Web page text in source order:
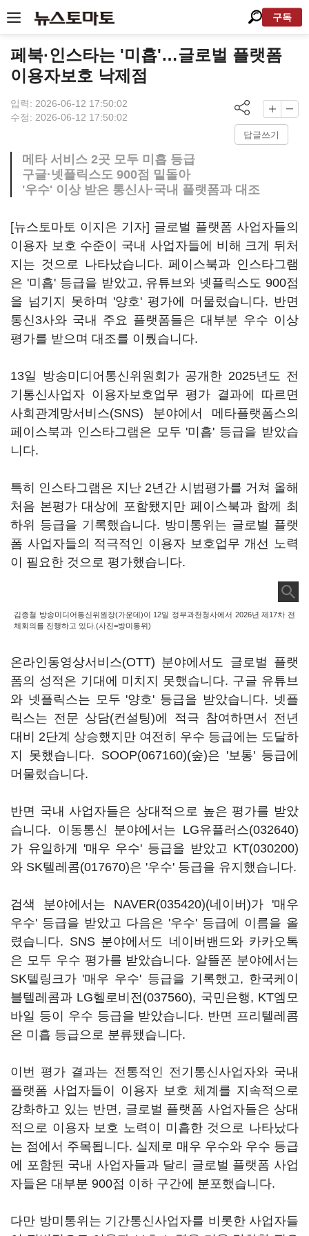
구독
페북·인스타는 '미흡'…글로벌 플랫폼
이용자보호 낙제점
입력: 2026-06-12 17:50:02
수정: 2026-06-12 17:50:02
답글쓰기
메타 서비스 2곳 모두 미흡 등급
구글·넷플릭스도 900점 밑돌아
'우수' 이상 받은 통신사·국내 플랫폼과 대조
[뉴스토마토 이지은 기자] 글로벌 플랫폼 사업자들의
이용자 보호 수준이 국내 사업자들에 비해 크게 뒤처
지는 것으로 나타났습니다. 페이스북과 인스타그램
은 '미흡' 등급을 받았고, 유튜브와 넷플릭스도 900점
을 넘기지 못하며 '양호' 평가에 머물렀습니다. 반면
통신3사와 국내 주요 플랫폼들은 대부분 우수 이상
평가를 받으며 대조를 이뤘습니다.
13일 방송미디어통신위원회가 공개한 2025년도 전
기통신사업자 이용자보호업무 평가 결과에 따르면
사회관계망서비스(SNS) 분야에서 메타플랫폼스의
페이스북과 인스타그램은 모두 '미흡' 등급을 받았습
니다.
특히 인스타그램은 지난 2년간 시범평가를 거쳐 올해
처음 본평가 대상에 포함됐지만 페이스북과 함께 최
하위 등급을 기록했습니다. 방미통위는 글로벌 플랫
폼 사업자들의 적극적인 이용자 보호업무 개선 노력
이 필요한 것으로 평가했습니다.
김종철 방송미디어통신위원장(가운데)이 12일 정부과천청사에서 2026년 제17차 전
체회의를 진행하고 있다.(사진=방미통위)
온라인동영상서비스(OTT) 분야에서도 글로벌 플랫
폼의 성적은 기대에 미치지 못했습니다. 구글 유튜브
와 넷플릭스는 모두 '양호' 등급을 받았습니다. 넷플
릭스는 전문 상담(컨설팅)에 적극 참여하면서 전년
대비 2단계 상승했지만 여전히 우수 등급에는 도달하
지 못했습니다. SOOP(067160)(숲)은 '보통' 등급에
머물렀습니다.
반면 국내 사업자들은 상대적으로 높은 평가를 받았
습니다. 이동통신 분야에서는 LG유플러스(032640)
가 유일하게 '매우 우수' 등급을 받았고 KT(030200)
와 SK텔레콤(017670)은 '우수' 등급을 유지했습니다.
검색 분야에서는 NAVER(035420)(네이버)가 '매우
우수' 등급을 받았고 다음은 '우수' 등급에 이름을 올
렸습니다. SNS 분야에서도 네이버밴드와 카카오톡
은 모두 우수 평가를 받았습니다. 알뜰폰 분야에서는
SK텔링크가 '매우 우수' 등급을 기록했고, 한국케이
블텔레콤과 LG헬로비전(037560), 국민은행, KT엠모
바일 등이 우수 등급을 받았습니다. 반면 프리텔레콤
은 미흡 등급으로 분류됐습니다.
이번 평가 결과는 전통적인 전기통신사업자와 국내
플랫폼 사업자들이 이용자 보호 체계를 지속적으로
강화하고 있는 반면, 글로벌 플랫폼 사업자들은 상대
적으로 이용자 보호 노력이 미흡한 것으로 나타났다
는 점에서 주목됩니다. 실제로 매우 우수와 우수 등급
에 포함된 국내 사업자들과 달리 글로벌 플랫폼 사업
자들은 대부분 900점 이하 구간에 분포했습니다.
다만 방미통위는 기간통신사업자를 비롯한 사업자들